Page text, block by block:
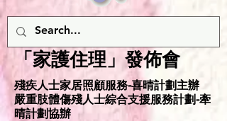
「家護住理」發佈會
殘疾人士家居照顧服務-喜晴計劃主辦
嚴重肢體傷殘人士綜合支援服務計劃-牽
晴計劃協辦